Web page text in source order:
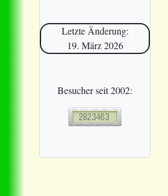
Letzte Änderung:
19. März 2026
Besucher seit 2002: